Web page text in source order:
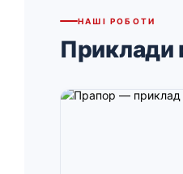
НАШІ РОБОТИ
Приклади